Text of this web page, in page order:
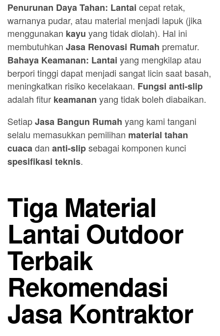
Penurunan Daya Tahan: Lantai cepat retak,
warnanya pudar, atau material menjadi lapuk (jika
menggunakan kayu yang tidak diolah). Hal ini
membutuhkan Jasa Renovasi Rumah prematur.
Bahaya Keamanan: Lantai yang mengkilap atau
berpori tinggi dapat menjadi sangat licin saat basah,
meningkatkan risiko kecelakaan. Fungsi anti-slip
adalah fitur keamanan yang tidak boleh diabaikan.
SetiapJasa Bangun Rumah yang kami tangani
selalu memasukkan pemilihan material tahan
cuacadan anti-slipsebagai komponen kunci
spesifikasi teknis.
Tiga Material
Lantai Outdoor
Terbaik
Rekomendasi
Jasa Kontraktor